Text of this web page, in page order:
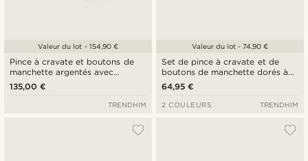
Pince à cravate et boutons de
manchette argentés avec
mouvement mécanique
135,00 €
Valeur du lot - 154,90 €
TRENDHIM
Set de pince à cravate et de
boutons de manchette dorés à
motif géométrique
64,95 €
Valeur du lot - 74,90 €
2 COULEURS TRENDHIM